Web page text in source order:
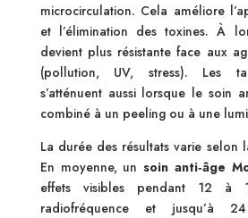
microcirculation. Cela améliore
et l’élimination des toxines. À
devient plus résistante face aux
(pollution, UV, stress). Les
s’atténuent aussi lorsque le soin
combiné à un peeling ou à une
La durée des résultats varie selon
En moyenne, unsoin anti‑âge
effets visibles pendant 12 à
radiofréquence et jusqu’à